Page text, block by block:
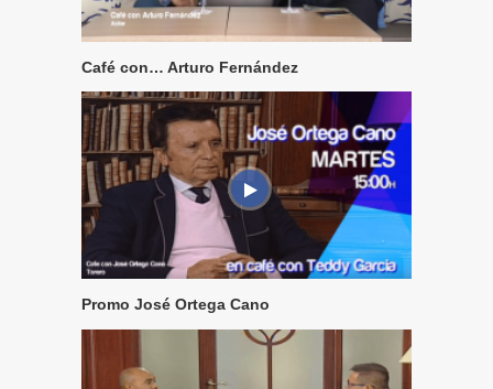
Café con… Arturo Fernández
Promo José Ortega Cano